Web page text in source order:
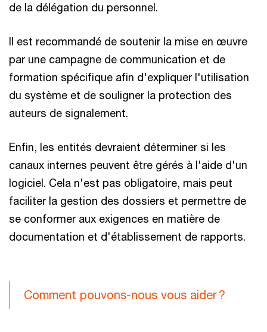
de la délégation du personnel.
Il est recommandé de soutenir la mise en œuvre
par une campagne de communication et de
formation spécifique afin d'expliquer l'utilisation
du système et de souligner la protection des
auteurs de signalement.
Enfin, les entités devraient déterminer si les
canaux internes peuvent être gérés à l'aide d'un
logiciel. Cela n'est pas obligatoire, mais peut
faciliter la gestion des dossiers et permettre de
se conformer aux exigences en matière de
documentation et d'établissement de rapports.
Comment pouvons-nous vous aider ?